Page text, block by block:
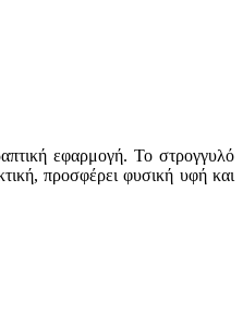
εφαρμογή. Το στρογγυλό
προσφέρει φυσική υφή και